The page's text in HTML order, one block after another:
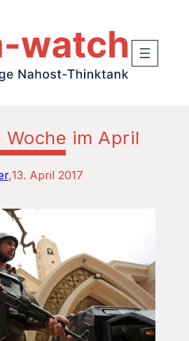
Woche im April
13. April 2017